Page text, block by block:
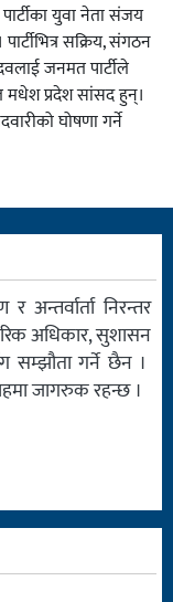
युवा नेता संजय
सक्रिय, संगठन
जनमत पार्टीले
मधेश प्रदेश सांसद हुन्।
घोषणा गर्ने
निरन्तर
अधिकार, सुशासन
सम्झौता गर्ने छैन ।
जागरुक रहन्छ ।